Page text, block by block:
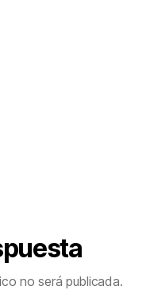
no será publicada.